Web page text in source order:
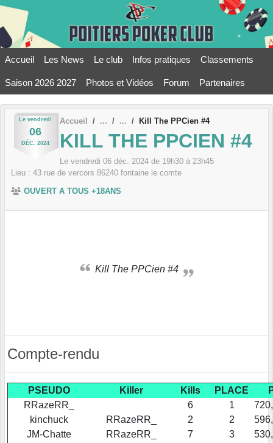
Accueil Les News Le club Infos pratiques Classements
Saison 2026 2027 Photos et Vidéos Forum Partenaires
Le vendredi
06
DÉC. 2024
Accueil Kill The PPCien #4
KILL THE PPCIEN #4
Le vendredi 06 déc. 2024 de 19h30 à 23h45
Lieu : 43 rue de vercors 86240 fontaine le comte
OUVERT A TOUS +18ANS
Kill The PPCien #4
Compte-rendu
PSEUDO Killer Kills PLACE
RRazeRR_
6 1
kinchuck
RRazeRR_ 2 2
JM-Chatte
RRazeRR_ 7 3
Panneau de gestion des cookies